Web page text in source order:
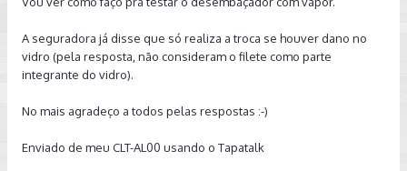
A seguradora já disse que só realiza a troca se houver dano no
vidro (pela resposta, não consideram o filete como parte
integrante do vidro).
No mais agradeço a todos pelas respostas :-)
Enviado de meu CLT-AL00 usando o Tapatalk